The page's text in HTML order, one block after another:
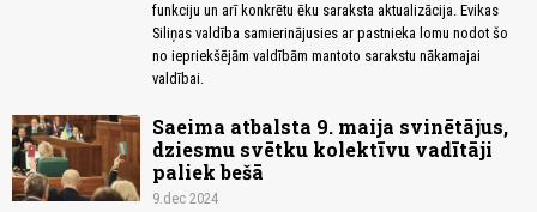
funkciju un arī konkrētu ēku saraksta aktualizācija. Evikas
Siliņas valdība samierinājusies ar pastnieka lomu nodot šo
no iepriekšējām valdībām mantoto sarakstu nākamajai
valdībai.
Saeima atbalsta 9. maija svinētājus,
dziesmu svētku kolektīvu vadītāji
paliek bešā
9.dec 2024